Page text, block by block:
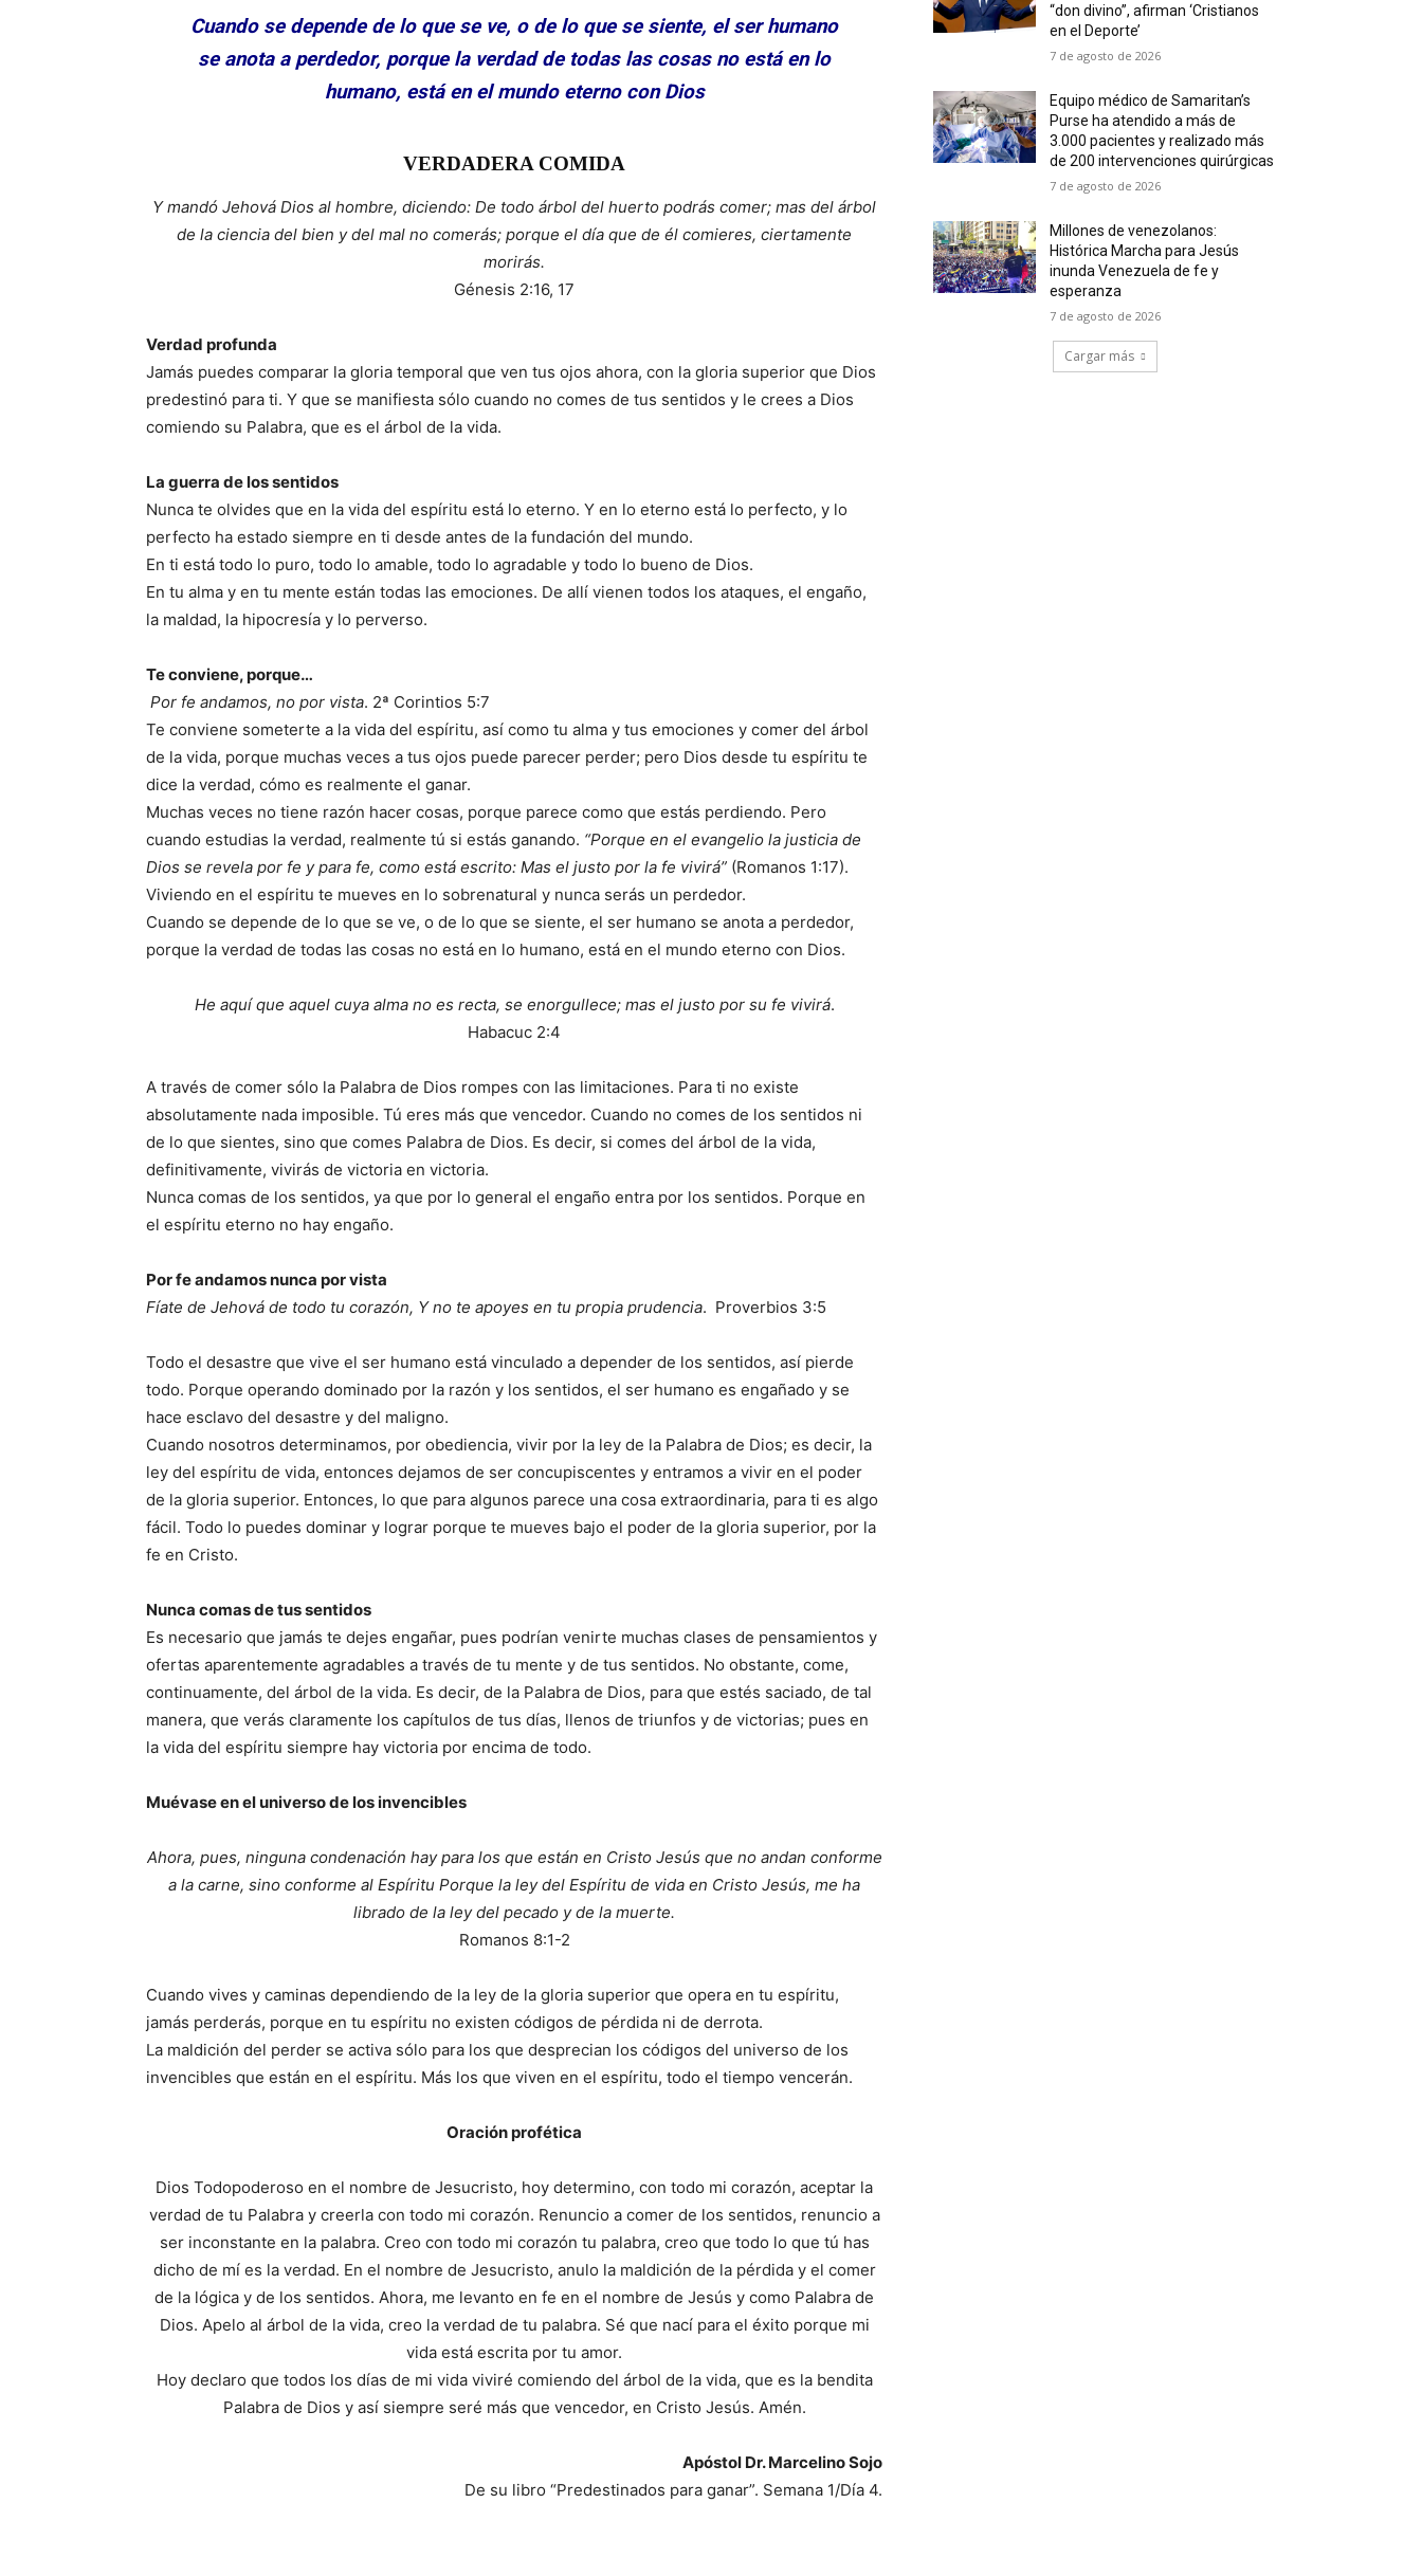
Cuando se depende de lo que se ve, o de lo que se siente, el ser humano
se anota a perdedor, porque la verdad de todas las cosas no está en lo
humano, está en el mundo eterno con Dios
VERDADERA COMIDA
Y mandó Jehová Dios al hombre, diciendo: De todo árbol del huerto podrás comer; mas del árbol
de la ciencia del bien y del mal no comerás; porque el día que de él comieres, ciertamente
morirás.
Génesis 2:16, 17
Verdad profunda
Jamás puedes comparar la gloria temporal que ven tus ojos ahora, con la gloria superior que Dios
predestinó para ti. Y que se manifiesta sólo cuando no comes de tus sentidos y le crees a Dios
comiendo su Palabra, que es el árbol de la vida.
La guerra de los sentidos
Nunca te olvides que en la vida del espíritu está lo eterno. Y en lo eterno está lo perfecto, y lo
perfecto ha estado siempre en ti desde antes de la fundación del mundo.
En ti está todo lo puro, todo lo amable, todo lo agradable y todo lo bueno de Dios.
En tu alma y en tu mente están todas las emociones. De allí vienen todos los ataques, el engaño,
la maldad, la hipocresía y lo perverso.
Te conviene, porque…
Por fe andamos, no por vista. 2ª Corintios 5:7
Te conviene someterte a la vida del espíritu, así como tu alma y tus emociones y comer del árbol
de la vida, porque muchas veces a tus ojos puede parecer perder; pero Dios desde tu espíritu te
dice la verdad, cómo es realmente el ganar.
Muchas veces no tiene razón hacer cosas, porque parece como que estás perdiendo. Pero
cuando estudias la verdad, realmente tú si estás ganando. “Porque en el evangelio la justicia de
Dios se revela por fe y para fe, como está escrito: Mas el justo por la fe vivirá” (Romanos 1:17).
Viviendo en el espíritu te mueves en lo sobrenatural y nunca serás un perdedor.
Cuando se depende de lo que se ve, o de lo que se siente, el ser humano se anota a perdedor,
porque la verdad de todas las cosas no está en lo humano, está en el mundo eterno con Dios.
He aquí que aquel cuya alma no es recta, se enorgullece; mas el justo por su fe vivirá.
Habacuc 2:4
A través de comer sólo la Palabra de Dios rompes con las limitaciones. Para ti no existe
absolutamente nada imposible. Tú eres más que vencedor. Cuando no comes de los sentidos ni
de lo que sientes, sino que comes Palabra de Dios. Es decir, si comes del árbol de la vida,
definitivamente, vivirás de victoria en victoria.
Nunca comas de los sentidos, ya que por lo general el engaño entra por los sentidos. Porque en
el espíritu eterno no hay engaño.
Por fe andamos nunca por vista
Fíate de Jehová de todo tu corazón, Y no te apoyes en tu propia prudencia. Proverbios 3:5
Todo el desastre que vive el ser humano está vinculado a depender de los sentidos, así pierde
todo. Porque operando dominado por la razón y los sentidos, el ser humano es engañado y se
hace esclavo del desastre y del maligno.
Cuando nosotros determinamos, por obediencia, vivir por la ley de la Palabra de Dios; es decir, la
ley del espíritu de vida, entonces dejamos de ser concupiscentes y entramos a vivir en el poder
de la gloria superior. Entonces, lo que para algunos parece una cosa extraordinaria, para ti es algo
fácil. Todo lo puedes dominar y lograr porque te mueves bajo el poder de la gloria superior, por la
fe en Cristo.
Nunca comas de tus sentidos
Es necesario que jamás te dejes engañar, pues podrían venirte muchas clases de pensamientos y
ofertas aparentemente agradables a través de tu mente y de tus sentidos. No obstante, come,
continuamente, del árbol de la vida. Es decir, de la Palabra de Dios, para que estés saciado, de tal
manera, que verás claramente los capítulos de tus días, llenos de triunfos y de victorias; pues en
la vida del espíritu siempre hay victoria por encima de todo.
Muévase en el universo de los invencibles
Ahora, pues, ninguna condenación hay para los que están en Cristo Jesús que no andan conforme
a la carne, sino conforme al Espíritu Porque la ley del Espíritu de vida en Cristo Jesús, me ha
librado de la ley del pecado y de la muerte.
Romanos 8:1-2
Cuando vives y caminas dependiendo de la ley de la gloria superior que opera en tu espíritu,
jamás perderás, porque en tu espíritu no existen códigos de pérdida ni de derrota.
La maldición del perder se activa sólo para los que desprecian los códigos del universo de los
invencibles que están en el espíritu. Más los que viven en el espíritu, todo el tiempo vencerán.
Oración profética
Dios Todopoderoso en el nombre de Jesucristo, hoy determino, con todo mi corazón, aceptar la
verdad de tu Palabra y creerla con todo mi corazón. Renuncio a comer de los sentidos, renuncio a
ser inconstante en la palabra. Creo con todo mi corazón tu palabra, creo que todo lo que tú has
dicho de mí es la verdad. En el nombre de Jesucristo, anulo la maldición de la pérdida y el comer
de la lógica y de los sentidos. Ahora, me levanto en fe en el nombre de Jesús y como Palabra de
Dios. Apelo al árbol de la vida, creo la verdad de tu palabra. Sé que nací para el éxito porque mi
vida está escrita por tu amor.
Hoy declaro que todos los días de mi vida viviré comiendo del árbol de la vida, que es la bendita
Palabra de Dios y así siempre seré más que vencedor, en Cristo Jesús. Amén.
Apóstol Dr. Marcelino Sojo
De su libro “Predestinados para ganar”. Semana 1/Día 4.
“don divino”, afirman ‘Cristianos
en el Deporte’
7 de agosto de 2026
Equipo médico de Samaritan’s
Purse ha atendido a más de
3.000 pacientes y realizado más
de 200 intervenciones quirúrgicas
7 de agosto de 2026
Millones de venezolanos:
Histórica Marcha para Jesús
inunda Venezuela de fe y
esperanza
7 de agosto de 2026
Cargar más